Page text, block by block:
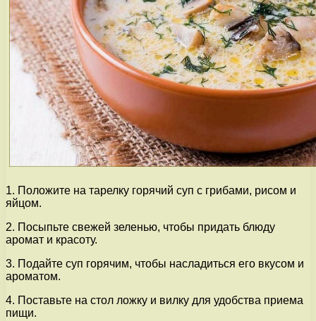
1. Положите на тарелку горячий суп с грибами, рисом и
яйцом.
2. Посыпьте свежей зеленью, чтобы придать блюду
аромат и красоту.
3. Подайте суп горячим, чтобы насладиться его вкусом и
ароматом.
4. Поставьте на стол ложку и вилку для удобства приема
пищи.